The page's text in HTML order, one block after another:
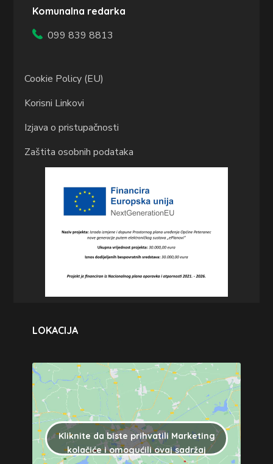
Komunalna redarka
099 839 8813
Cookie Policy (EU)
Korisni Linkovi
Izjava o pristupačnosti
Zaštita osobnih podataka
LOKACIJA
Kliknite da biste prihvatili Marketing
kolačiće i omogućili ovaj sadržaj